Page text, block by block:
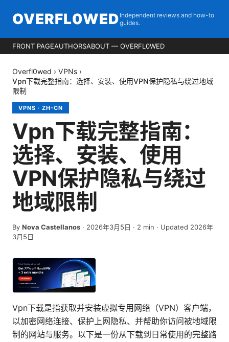
OVERFL0WED Independent reviews and how-to
guides.
FRONT PAGEAUTHORSABOUT — OVERFL0WED
Overfl0wed › VPNs ›
Vpn下载完整指南：选择、安装、使用VPN保护隐私与绕过地域
限制
VPNS · ZH-CN
Vpn下载完整指南：
选择、安装、使用
VPN保护隐私与绕过
地域限制
By Nova Castellanos · 2026年3月5日 · 2 min · Updated 2026年
3月5日
Vpn下载是指获取并安装虚拟专用网络（VPN）客户端，
以加密网络连接、保护上网隐私、并帮助你访问被地域限
制的网站与服务。以下是一份从下载到日常使用的完整路